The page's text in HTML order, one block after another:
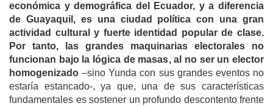
económica y demográfica del Ecuador, y a diferencia
de Guayaquil, es una ciudad política con una gran
actividad cultural y fuerte identidad popular de clase.
Por tanto, las grandes maquinarias electorales no
funcionan bajo la lógica de masas, al no ser un elector
homogenizado –sino Yunda con sus grandes eventos no
estaría estancado-, ya que, una de sus características
fundamentales es sostener un profundo descontento frente